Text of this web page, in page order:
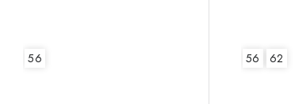
56 56 62